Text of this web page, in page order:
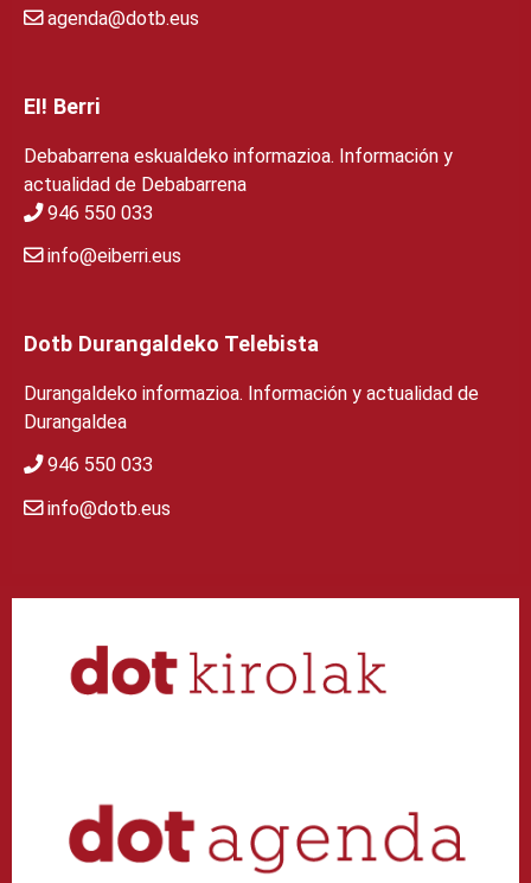
agenda@dotb.eus
EI! Berri
Debabarrena eskualdeko informazioa. Información y
actualidad de Debabarrena
946 550 033
info@eiberri.eus
Dotb Durangaldeko Telebista
Durangaldeko informazioa. Información y actualidad de
Durangaldea
946 550 033
info@dotb.eus